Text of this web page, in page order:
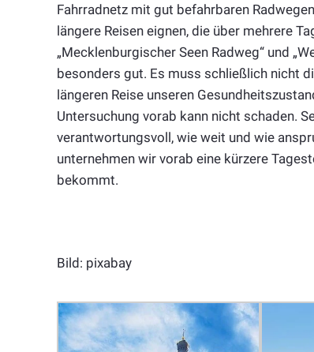
Fahrradnetz mit gut befahrbaren
längere Reisen eignen, die über mehrere
„Mecklenburgischer Seen Radweg“ und
besonders gut. Es muss schließlich nicht
längeren Reise unseren
Untersuchung vorab kann nicht schaden.
verantwortungsvoll, wie weit und wie
unternehmen wir vorab eine kürzere
bekommt.
Bild: pixabay